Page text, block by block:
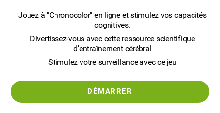
Jouez à "Chronocolor" en ligne et stimulez vos capacités
cognitives.
Divertissez-vous avec cette ressource scientifique
d'entraînement cérébral
Stimulez votre surveillance avec ce jeu
DÉMARRER